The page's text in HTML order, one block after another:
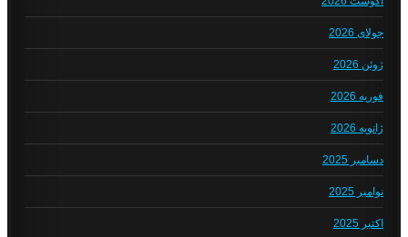
جولای 2026
ژوئن 2026
فوریه 2026
ژانویه 2026
دسامبر 2025
نوامبر 2025
اکتبر 2025